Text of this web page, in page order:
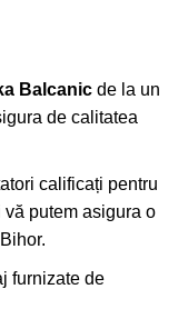
Balcanic de la un
de calitatea
calificați pentru
putem asigura o
furnizate de